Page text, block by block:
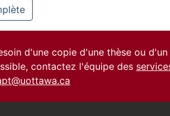
d'une copie d'une thèse ou
contactez l'équipe des